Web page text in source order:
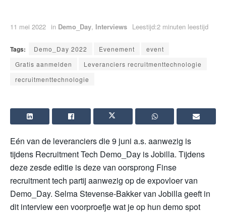
11 mei 2022 in Demo_Day, Interviews Leestijd:2 minuten leestijd
Tags: Demo_Day 2022 Evenement
event
Gratis aanmelden
Leveranciers recruitmenttechnologie
recruitmenttechnologie
Eén van de leveranciers die 9 juni a.s. aanwezig is
tijdens Recruitment Tech Demo_Day is Jobilla. Tijdens
deze zesde editie is deze van oorsprong Finse
recruitment tech partij aanwezig op de expovloer van
Demo_Day. Selma Stevense-Bakker van Jobilla geeft in
dit interview een voorproefje wat je op hun demo spot